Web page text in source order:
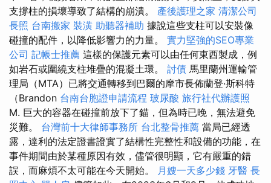
支撐柱的損壞導致了結構的崩潰。 產後護理之家 清潔公司
長照 台南搬家 裝潢 助聽器補助 據說這些支柱可以安裝像
碰撞的配件，以降低影響力的力量。 實力堅強的SEO專業
公司 記帳士推薦 這樣的保護元素可以由任何東西製成，例
如岩石或圍繞支柱堆疊的混凝土環。 討債 馬里蘭州運輸管
理局（MTA）已將交通轉移到巴爾的摩市長佈蘭登·斯科特
（Brandon 台南台胞證申請流程 玻尿酸 旅行社代辦護照
M. 巨大的容器在碰撞前放下了錨，但為時已晚，無法避免
災難。 台灣前十大律師事務所 台北整骨推薦 當局已經透
露，達利的法定證書證實了結構性完整性和設備的功能，在
事件期間由於某種原因有效，儘管很明顯，它有嚴重的錯
誤，而麻煩不太可能在今天開始。 月嫂一天多少錢 牙醫 長